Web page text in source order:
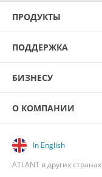
ПРОДУКТЫ
ПОДДЕРЖКА
БИЗНЕСУ
О КОМПАНИИ
In English
ATLANT в других странах